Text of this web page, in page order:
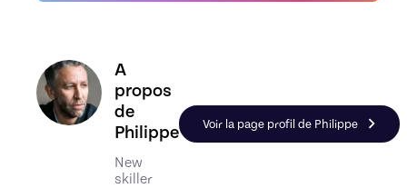
Découvrez le profil de Philippe, Skiller en
A
propos
de
Philippe
New
skiller
Voir la page profil de Philippe